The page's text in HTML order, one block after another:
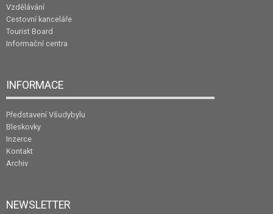
Vzdělávání
Cestovní kanceláře
Tourist Board
Informační centra
INFORMACE
Představení Všudybylu
Bleskovky
Inzerce
Kontakt
Archiv
NEWSLETTER